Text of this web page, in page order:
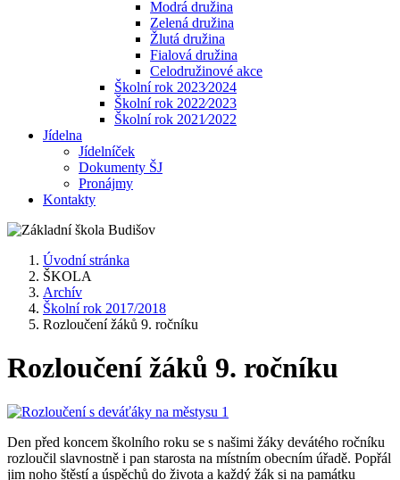
Modrá družina
Zelená družina
Žlutá družina
Fialová družina
Celodružinové akce
Školní rok 2023⁄2024
Školní rok 2022⁄2023
Školní rok 2021⁄2022
Jídelna
Jídelníček
Dokumenty ŠJ
Pronájmy
Kontakty
Úvodní stránka
ŠKOLA
Archív
Školní rok 2017/2018
Rozloučení žáků 9. ročníku
Rozloučení žáků 9. ročníku
Den před koncem školního roku se s našimi žáky devátého ročníku
rozloučil slavnostně i pan starosta na místním obecním úřadě. Popřál
jim noho štěstí a úspěchů do života a každý žák si na památku